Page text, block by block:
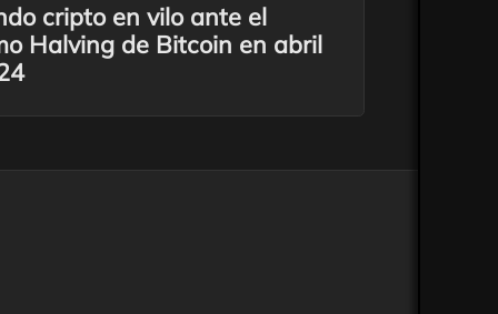
cripto en vilo ante el
Halving de Bitcoin en abril